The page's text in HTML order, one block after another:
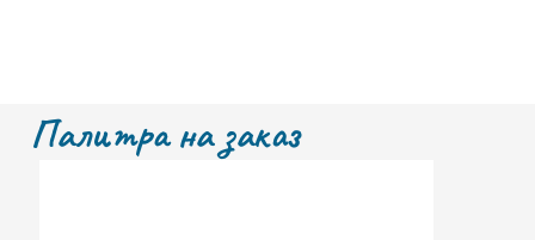
Палитра на заказ